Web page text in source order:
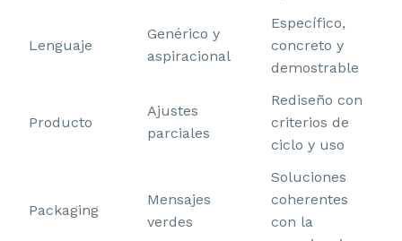
Lenguaje
Genérico y
aspiracional
Específico,
concreto y
demostrable
Producto
Ajustes
parciales
Rediseño con
criterios de
ciclo y uso
Packaging
Mensajes
verdes
Soluciones
coherentes
con la